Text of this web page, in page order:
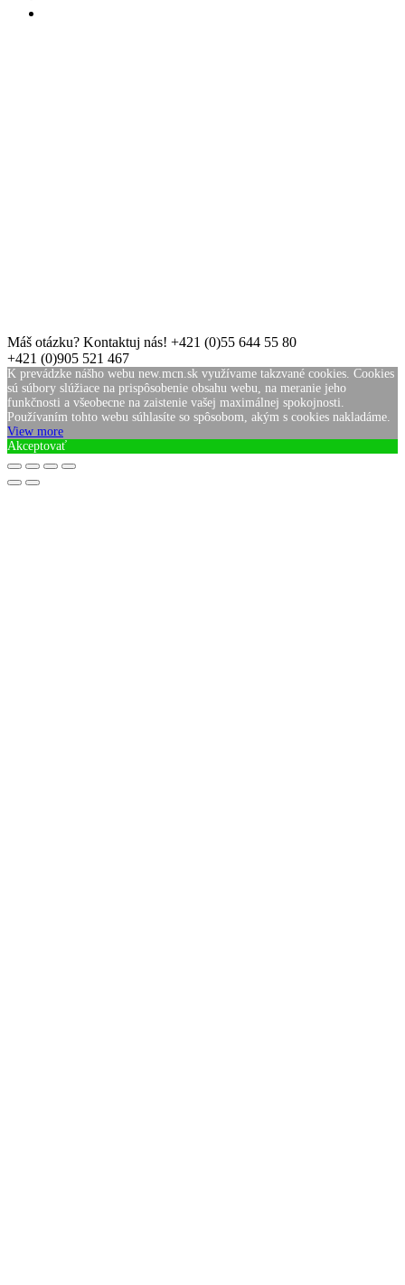
Máš otázku? Kontaktuj nás! +421 (0)55 644 55 80
+421 (0)905 521 467
K prevádzke nášho webu new.mcn.sk využívame takzvané cookies. Cookies
sú súbory slúžiace na prispôsobenie obsahu webu, na meranie jeho
funkčnosti a všeobecne na zaistenie vašej maximálnej spokojnosti.
Používaním tohto webu súhlasíte so spôsobom, akým s cookies nakladáme.
View more
Akceptovať